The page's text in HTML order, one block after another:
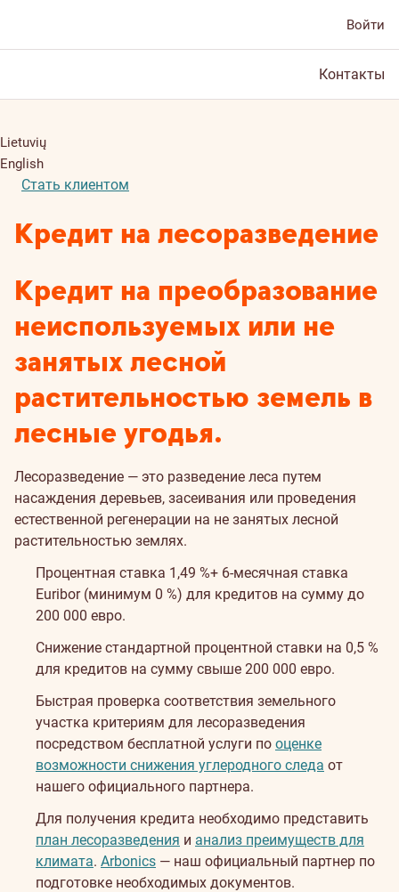
Войти
Контакты
Lietuvių
English
Стать клиентом
Кредит на лесоразведение
Кредит на преобразование
неиспользуемых или не
занятых лесной
растительностью земель в
лесные угодья.
Лесоразведение — это разведение леса путем
насаждения деревьев, засеивания или проведения
естественной регенерации на не занятых лесной
растительностью землях.
Процентная ставка 1,49 %+ 6-месячная ставка
Euribor (минимум 0 %) для кредитов на сумму до
200 000 евро.
Снижение стандартной процентной ставки на 0,5 %
для кредитов на сумму свыше 200 000 евро.
Быстрая проверка соответствия земельного
участка критериям для лесоразведения
посредством бесплатной услуги по оценке
возможности снижения углеродного следа от
нашего официального партнера.
Для получения кредита необходимо представить
план лесоразведения и анализ преимуществ для
климата. Arbonics — наш официальный партнер по
подготовке необходимых документов.